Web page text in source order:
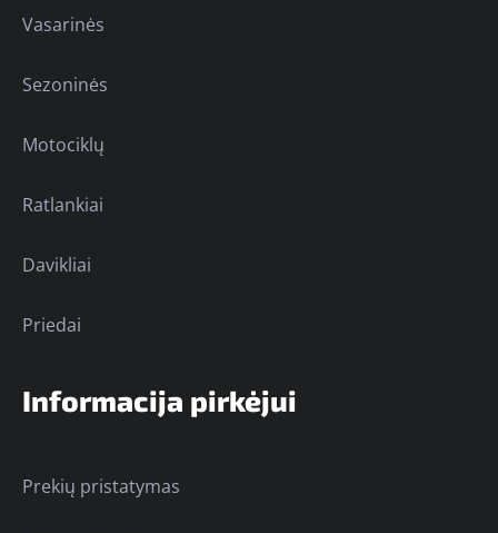
Vasarinės
Sezoninės
Motociklų
Ratlankiai
Davikliai
Priedai
Informacija pirkėjui
Prekių pristatymas